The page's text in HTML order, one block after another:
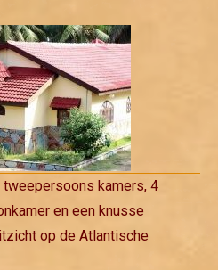
kamers, 4
en een knusse
op de Atlantische